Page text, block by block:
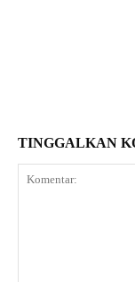
TINGGALKAN